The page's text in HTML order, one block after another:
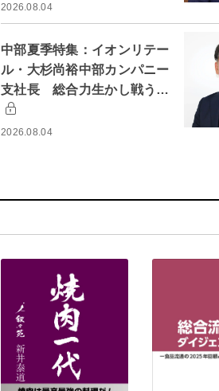
2026.08.04
中部夏季特集：イオンリテー
ル・大杉尚裕中部カンパニー
支社長 総合力生かし戦う…
2026.08.04